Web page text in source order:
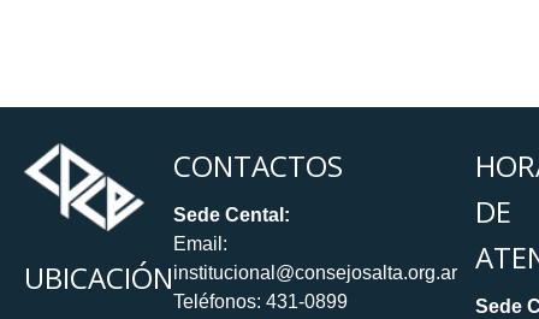
UBICACIÓN
CONTACTOS
Sede Cental:
Email:
institucional@consejosalta.org.ar
Teléfonos: 431-0899
DE
Sede